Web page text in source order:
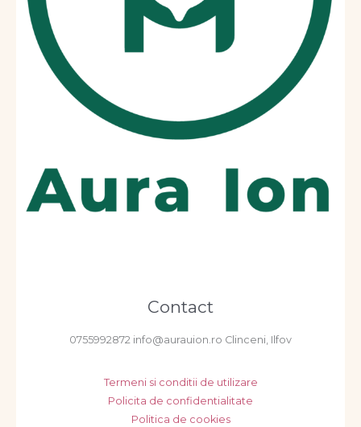
Contact
0755992872 info@aurauion.ro Clinceni, Ilfov
Termeni si conditii de utilizare
Policita de confidentialitate
Politica de cookies